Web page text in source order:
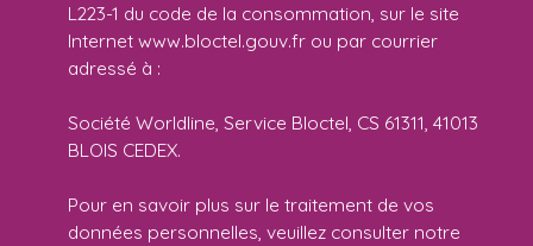
L223-1 du code de la consommation, sur le site
Internet www.bloctel.gouv.fr ou par courrier
adressé à :
Société Worldline, Service Bloctel, CS 61311, 41013
BLOIS CEDEX.
Pour en savoir plus sur le traitement de vos
données personnelles, veuillez consulter notre